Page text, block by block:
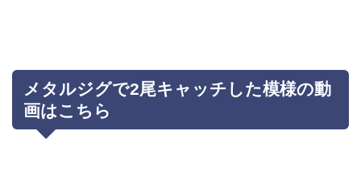
メタルジグで2尾キャッチした模様の動
画はこちら